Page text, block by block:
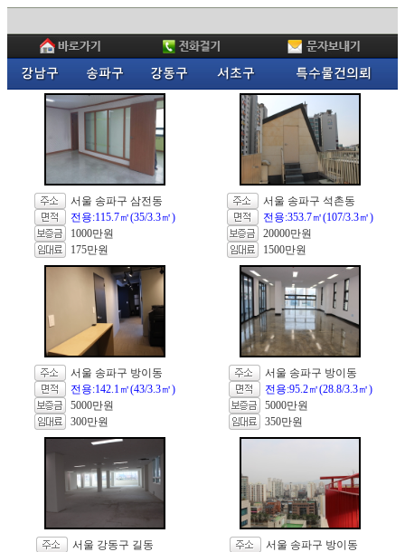
서울 송파구 삼전동
전용:115.7㎡(35/3.3㎡)
1000만원
175만원
서울 송파구 석촌동
전용:353.7㎡(107/3.3㎡)
20000만원
1500만원
서울 송파구 방이동
전용:142.1㎡(43/3.3㎡)
5000만원
300만원
서울 송파구 방이동
전용:95.2㎡(28.8/3.3㎡)
5000만원
350만원
서울 강동구 길동
서울 송파구 방이동